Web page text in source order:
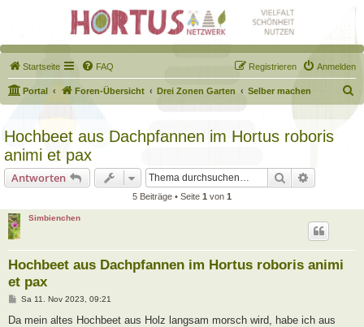
Startseite FAQ Anmelden
Registrieren
Portal Foren-Übersicht Drei Zonen Garten Selber machen
u
Hochbeet aus Dachpfannen im Hortus roboris
animi et pax
Antworten Suche
5 Beiträge • Seite 1 von 1
Simbienchen
Hochbeet aus Dachpfannen im Hortus roboris animi
et pax
B
i
Sa 11. Nov 2023, 09:21
Da mein altes Hochbeet aus Holz langsam morsch wird, habe ich aus